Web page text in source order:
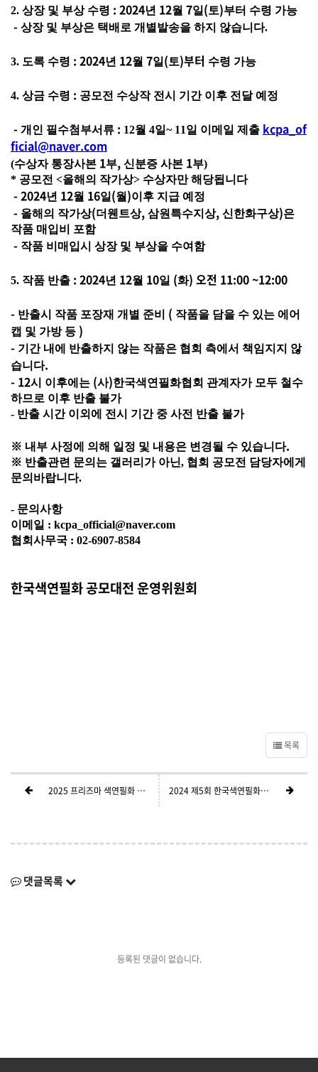
2. 상장 및 부상 수령 : 2024년 12월 7일 (토)부터 수령 가능
- 상장 및 부상은 택배로 개별발송을 하지 않습니다.
3. 도록 수령 : 2024년 12월 7일 (토)부터 수령 가능
4. 상금 수령 : 공모전 수상작 전시 기간 이후 전달 예정
- 개인 필수첨부서류 : 12월 4일~ 11일 이메일 제출 kcpa_of
ficial@naver.com
(수상자 통장사본 1부, 신분증 사본 1부)
* 공모전 <올해의 작가상> 수상자만 해당됩니다
- 2024년 12월 16일 (월 )이후 지급 예정
- 올해의 작가상(더웬트상, 삼원특수지상, 신한화구상)은
작품 매입비 포함
- 작품 비매입시 상장 및 부상을 수여함
5. 작품 반출 : 2024년 12월 10일 (화) 오전 11:00 ~12:00
- 반출시 작품 포장재 개별 준비 ( 작품을 담을 수 있는 에어
캡 및 가방 등 )
- 기간 내에 반출하지 않는 작품은 협회 측에서 책임지지 않
습니다.
- 12시 이후에는 (사)한국색연필화협회 관계자가 모두 철수
하므로 이후 반출 불가
- 반출 시간 이외에 전시 기간 중 사전 반출 불가
※ 내부 사정에 의해 일정 및 내용은 변경될 수 있습니다.
※ 반출관련 문의는 갤러리가 아닌, 협회 공모전 담당자에게
문의바랍니다.
- 문의사항
이메일 : kcpa_official@naver.com
협회사무국 : 02-6907-8584
한국색연필화 공모대전 운영위원회
목록
2025 프리즈마 색연필화 공모전 공지 [접수 : 2025년 8월 1일- 31일 24시 자정까지] 2024 제5회 한국색연필화 공모대전 수상작展 공지
댓글목록
등록된 댓글이 없습니다.